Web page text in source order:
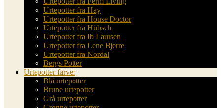
Urtepotter fra Hay
Urtepotter fra House Doctor
Urtepotter fra Hübsch
Urtepotter fra Ib Laursen
Urtepotter fra Lene Bjerre
Urtepotter fra Nordal
Bergs Potter
Urtepotter farver
Blå urtepotter
Brune urtepotter
Grå urtepotter